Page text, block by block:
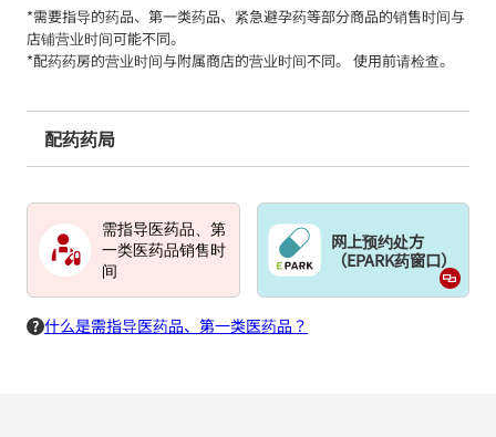
*需要指导的药品、第一类药品、紧急避孕药等部分商品的销售时间与
店铺营业时间可能不同。
*配药药房的营业时间与附属商店的营业时间不同。 使用前请检查。
配药药局
需指导医药品、第
一类医药品销售时
间
网上预约处方
（EPARK药窗口）
什么是需指导医药品、第一类医药品？